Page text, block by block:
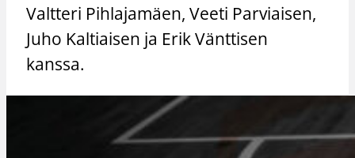
Valtteri Pihlajamäen, Veeti Parviaisen,
Juho Kaltiaisen ja Erik Vänttisen
kanssa.